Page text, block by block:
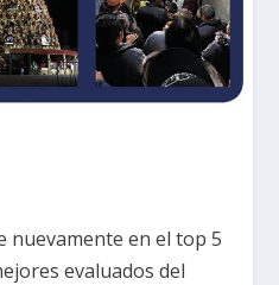
nuevamente en el top 5
evaluados del